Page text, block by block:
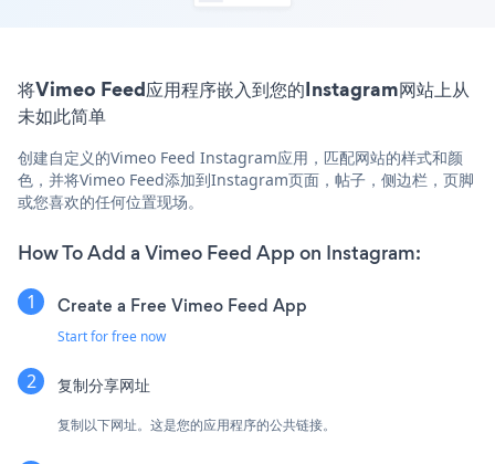
将Vimeo Feed应用程序嵌入到您的Instagram网站上从
未如此简单
创建自定义的Vimeo Feed Instagram应用，匹配网站的样式和颜
色，并将Vimeo Feed添加到Instagram页面，帖子，侧边栏，页脚
或您喜欢的任何位置现场。
How To Add a Vimeo Feed App on Instagram:
Create a Free Vimeo Feed App
Start for free now
复制分享网址
复制以下网址。这是您的应用程序的公共链接。